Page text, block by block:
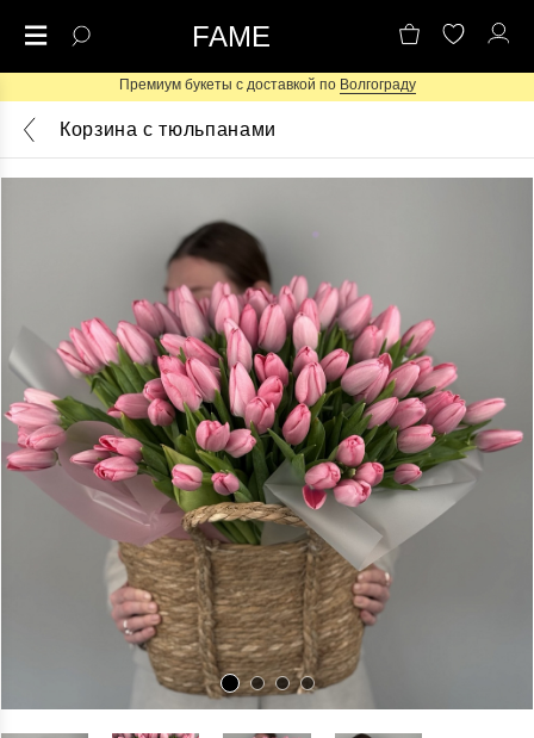
FAME
Премиум букеты с доставкой по Волгограду
Корзина с тюльпанами